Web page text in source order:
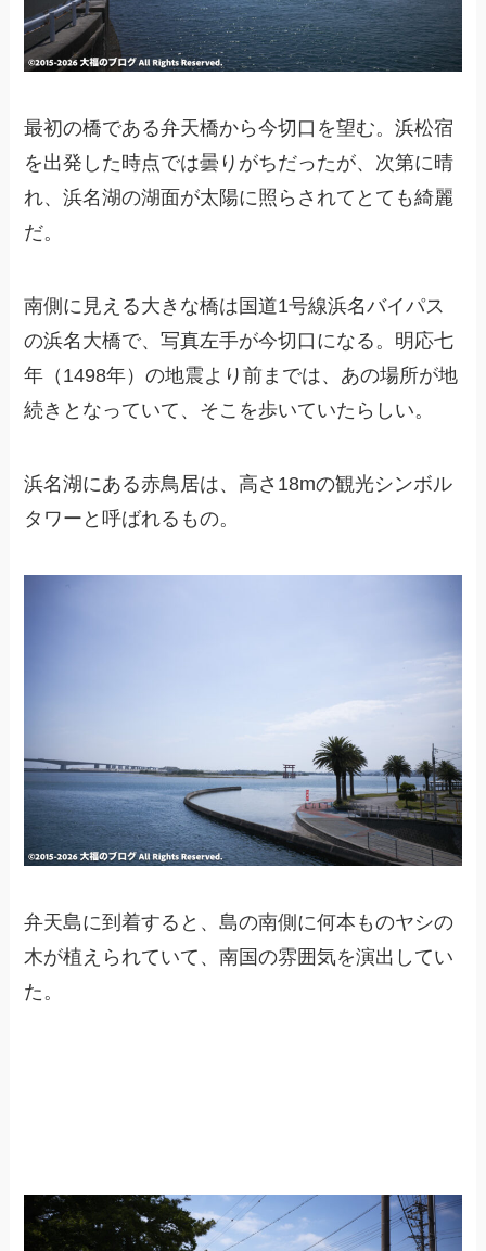
最初の橋である弁天橋から今切口を望む。浜松宿
を出発した時点では曇りがちだったが、次第に晴
れ、浜名湖の湖面が太陽に照らされてとても綺麗
だ。
南側に見える大きな橋は国道1号線浜名バイパス
の浜名大橋で、写真左手が今切口になる。明応七
年（1498年）の地震より前までは、あの場所が地
続きとなっていて、そこを歩いていたらしい。
浜名湖にある赤鳥居は、高さ18mの観光シンボル
タワーと呼ばれるもの。
弁天島に到着すると、島の南側に何本ものヤシの
木が植えられていて、南国の雰囲気を演出してい
た。